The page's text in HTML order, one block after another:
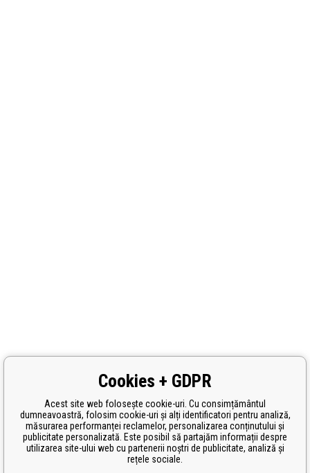
Cookies + GDPR
Acest site web folosește cookie-uri. Cu consimțământul
dumneavoastră, folosim cookie-uri și alți identificatori pentru analiză,
măsurarea performanței reclamelor, personalizarea conținutului și
publicitate personalizată. Este posibil să partajăm informații despre
utilizarea site-ului web cu partenerii noștri de publicitate, analiză și
rețele sociale.